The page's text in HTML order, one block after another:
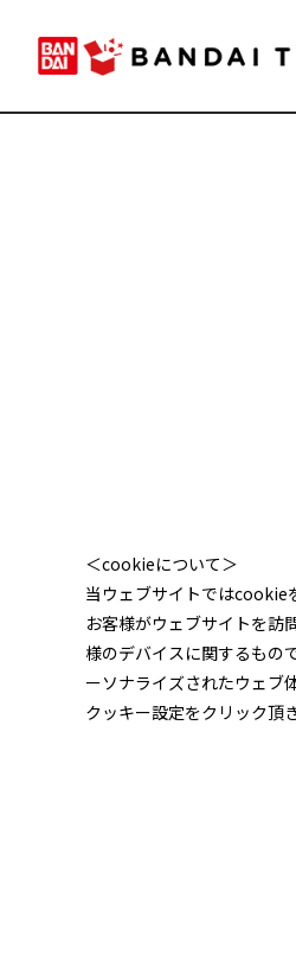
＜cookieについて＞
当ウェブサイトではcookie
お客様がウェブサイトを訪
様のデバイスに関するもの
ーソナライズされたウェブ
クッキー設定をクリック頂